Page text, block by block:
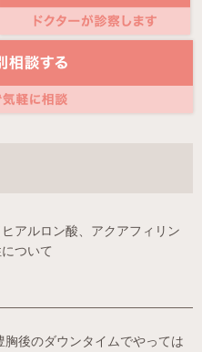
アルロン酸、アクアフィリン
ついて
胸後のダウンタイムでやっては